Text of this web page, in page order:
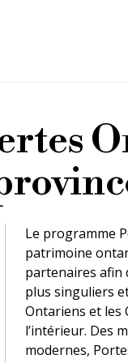
Le programme
patrimoine
partenaires afin
plus singuliers
Ontariens et les
l’intérieur. Des
modernes,